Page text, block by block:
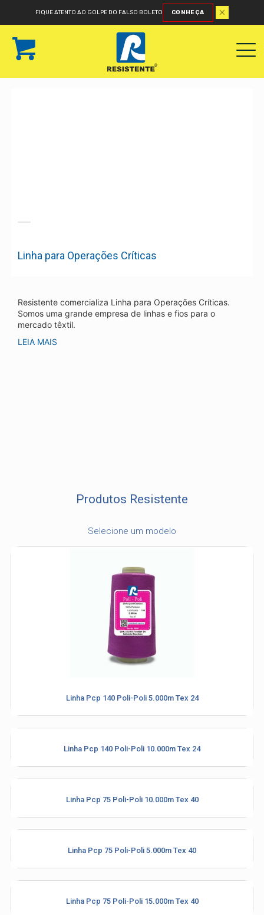
FIQUE ATENTO AO GOLPE DO FALSO BOLETO CONHEÇA
Industria e Comercio de Linhas
Linha para Operações Críticas
Resistente comercializa Linha para Operações Críticas.
Somos uma grande empresa de linhas e fios para o
mercado têxtil.
LEIA MAIS
Produtos Resistente
Selecione um modelo
Linha Pcp 140 Poli-Poli 5.000m Tex 24
Linha Pcp 140 Poli-Poli 10.000m Tex 24
Linha Pcp 75 Poli-Poli 10.000m Tex 40
Linha Pcp 75 Poli-Poli 5.000m Tex 40
Linha Pcp 75 Poli-Poli 15.000m Tex 40